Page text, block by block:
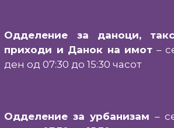
Одделение за даноци,
приходи и Данок на имот –
ден од 07:30 до 15:30 часот
Одделение за урбанизам –